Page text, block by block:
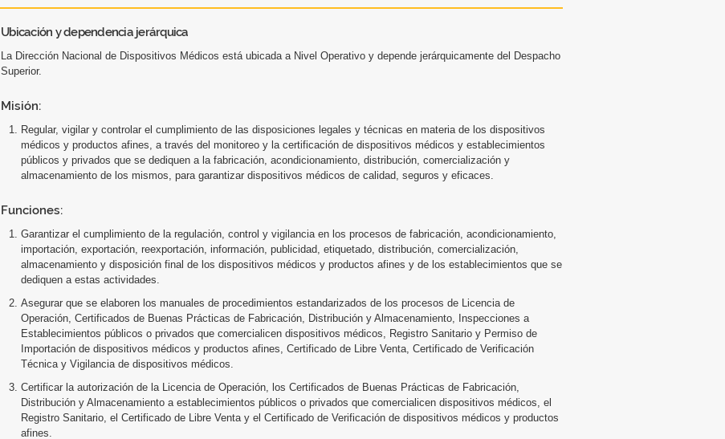
Ubicación y dependencia jerárquica
La Dirección Nacional de Dispositivos Médicos está ubicada a Nivel Operativo y depende jerárquicamente del Despacho
Superior.
Misión:
Regular, vigilar y controlar el cumplimiento de las disposiciones legales y técnicas en materia de los dispositivos
médicos y productos afines, a través del monitoreo y la certificación de dispositivos médicos y establecimientos
públicos y privados que se dediquen a la fabricación, acondicionamiento, distribución, comercialización y
almacenamiento de los mismos, para garantizar dispositivos médicos de calidad, seguros y eficaces.
Funciones:
Garantizar el cumplimiento de la regulación, control y vigilancia en los procesos de fabricación, acondicionamiento,
importación, exportación, reexportación, información, publicidad, etiquetado, distribución, comercialización,
almacenamiento y disposición final de los dispositivos médicos y productos afines y de los establecimientos que se
dediquen a estas actividades.
Asegurar que se elaboren los manuales de procedimientos estandarizados de los procesos de Licencia de
Operación, Certificados de Buenas Prácticas de Fabricación, Distribución y Almacenamiento, Inspecciones a
Establecimientos públicos o privados que comercialicen dispositivos médicos, Registro Sanitario y Permiso de
Importación de dispositivos médicos y productos afines, Certificado de Libre Venta, Certificado de Verificación
Técnica y Vigilancia de dispositivos médicos.
Certificar la autorización de la Licencia de Operación, los Certificados de Buenas Prácticas de Fabricación,
Distribución y Almacenamiento a establecimientos públicos o privados que comercialicen dispositivos médicos, el
Registro Sanitario, el Certificado de Libre Venta y el Certificado de Verificación de dispositivos médicos y productos
afines.